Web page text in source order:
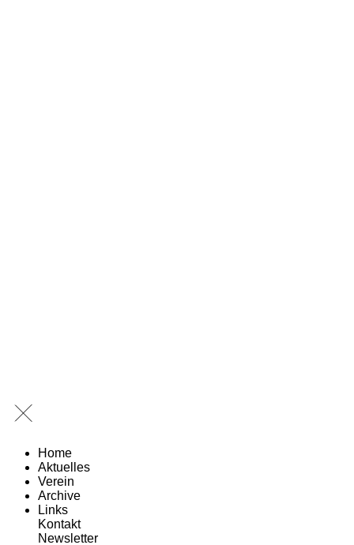
Home
Aktuelles
Verein
Archive
Links
Kontakt
Newsletter